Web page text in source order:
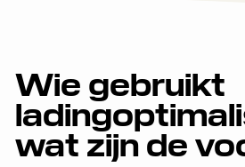
Wie gebruikt
wat zijn de